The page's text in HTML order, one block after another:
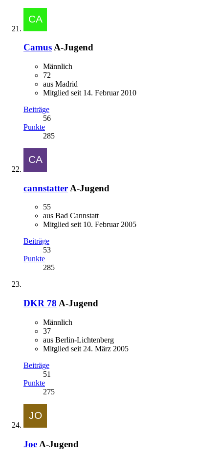
CamusA-Jugend
Männlich
72
aus Madrid
Mitglied seit 14. Februar 2010
Beiträge
56
Punkte
285
cannstatter A-Jugend
55
aus Bad Cannstatt
Mitglied seit 10. Februar 2005
Beiträge
53
Punkte
285
DKR 78 A-Jugend
Männlich
37
aus Berlin-Lichtenberg
Mitglied seit 24. März 2005
Beiträge
51
Punkte
275
Joe A-Jugend